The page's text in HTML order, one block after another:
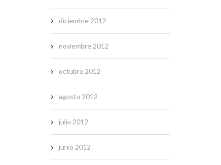
diciembre 2012
noviembre 2012
octubre 2012
agosto 2012
julio 2012
junio 2012